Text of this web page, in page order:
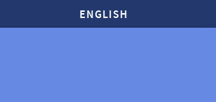
ENGLISH